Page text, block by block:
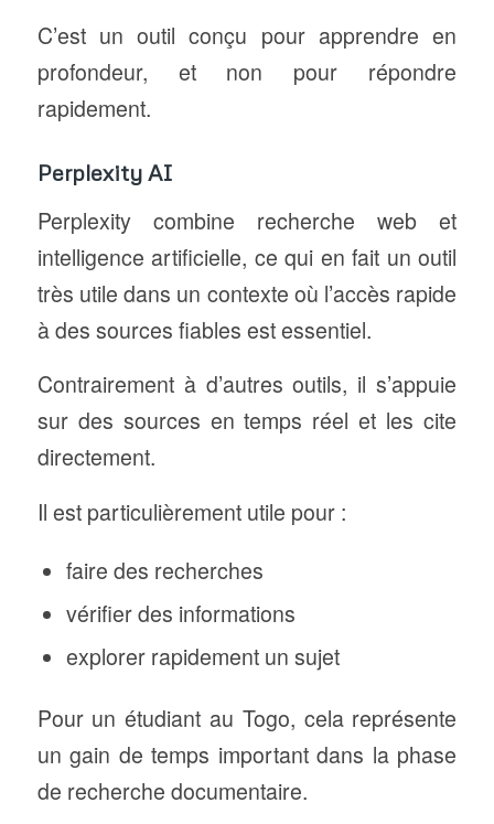
C’est un outil conçu pour apprendre en
profondeur, et non pour répondre
rapidement.
Perplexity AI
Perplexity combine recherche web et
intelligence artificielle, ce qui en fait un outil
très utile dans un contexte où l’accès rapide
à des sources fiables est essentiel.
Contrairement à d’autres outils, il s’appuie
sur des sources en temps réel et les cite
directement.
Il est particulièrement utile pour :
faire des recherches
vérifier des informations
explorer rapidement un sujet
Pour un étudiant au Togo, cela représente
un gain de temps important dans la phase
de recherche documentaire.